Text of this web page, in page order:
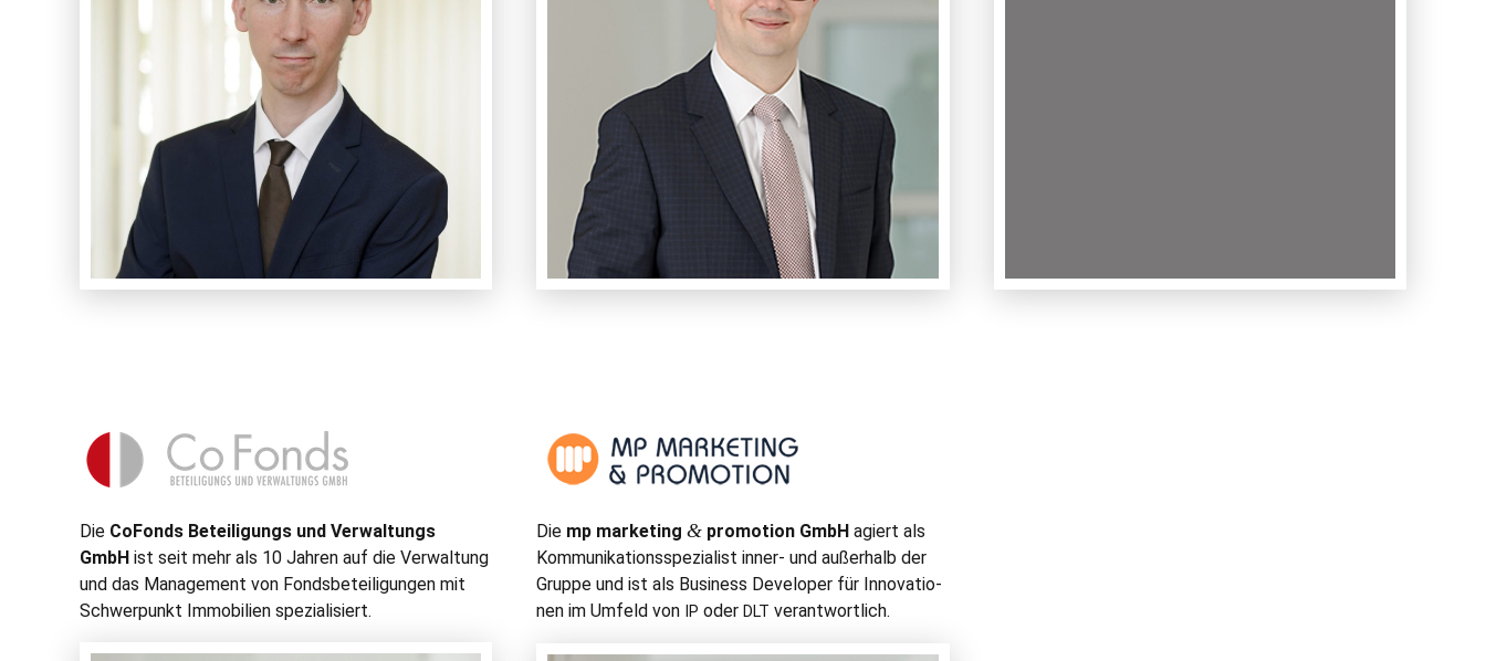
Ihr Ansprechpartner
Thorsten Riedle
+49–89–899 488 620
Ihr Ansprechpartner
Stefan Konrad
+49–89-899 488 80
Die CoFonds Beteili­gungs und Ver­wal­tungs
GmbH ist seit mehr als 10 Jahren auf die Ver­wal­tung
und das Man­age­ment von Fonds­beteili­gun­gen mit
Schw­er­punkt Immo­bilien spezialisiert.
Die mp mar­ket­ing& pro­mo­tion GmbH agiert als
Kom­mu­nika­tion­sspezial­ist inner- und außer­halb der
Gruppe und ist als Busi­ness Devel­op­er für Inno­va­tio­
nen im Umfeld von IP oderDLT verantwortlich.